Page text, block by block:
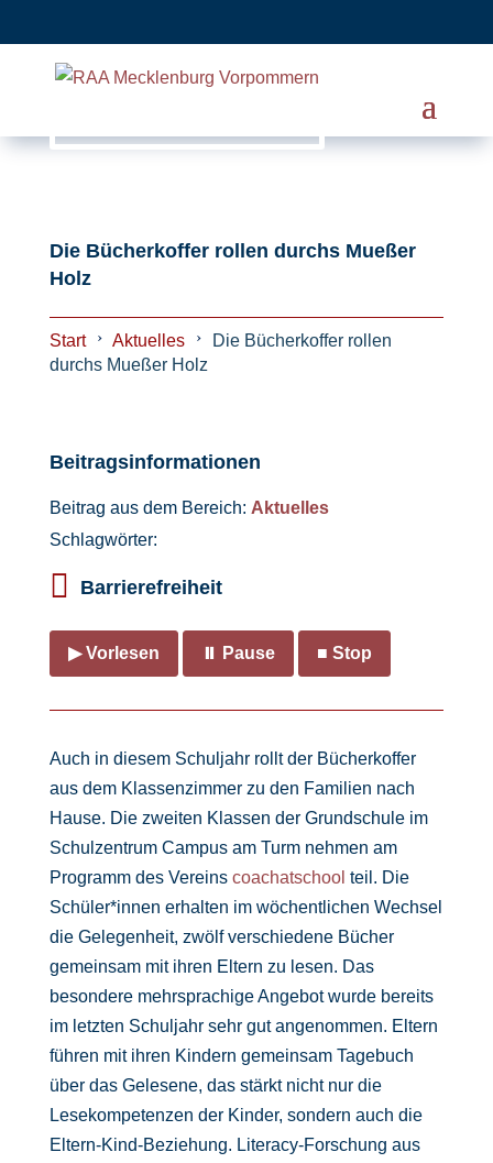
Die Bücherkoffer rollen durchs Mueßer
Holz
Start Aktuelles
Die Bücherkoffer rollen
durchs Mueßer Holz
Beitragsinformationen
Beitrag aus dem Bereich: Aktuelles
Schlagwörter:
 Barrierefreiheit
▶ Vorlesen ⏸ Pause ■ Stop
Auch in diesem Schuljahr rollt der Bücherkoffer
aus dem Klassenzimmer zu den Familien nach
Hause. Die zweiten Klassen der Grundschule im
Schulzentrum Campus am Turm nehmen am
Programm des Vereins coachatschool teil. Die
Schüler*innen erhalten im wöchentlichen Wechsel
die Gelegenheit, zwölf verschiedene Bücher
gemeinsam mit ihren Eltern zu lesen. Das
besondere mehrsprachige Angebot wurde bereits
im letzten Schuljahr sehr gut angenommen. Eltern
führen mit ihren Kindern gemeinsam Tagebuch
über das Gelesene, das stärkt nicht nur die
Lesekompetenzen der Kinder, sondern auch die
Eltern-Kind-Beziehung. Literacy-Forschung aus